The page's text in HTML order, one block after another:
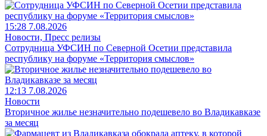
15:28 7.08.2026
Новости, Пресс релизы
Сотрудница УФСИН по Северной Осетии представила
республику на форуме «Территория смыслов»
12:13 7.08.2026
Новости
Вторичное жилье незначительно подешевело во Владикавказе
за месяц